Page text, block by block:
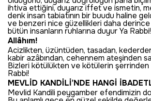
ihtiva ettiğini, duyarız iffet ve ismetin,
denk insan tabiatının bir buudu haline
ve benzeri nice güzellikleri daha
bütün insanların ruhlarına duyur Ya Rabbi!
Allâhım!
Acizlikten, üzüntüden, tasadan,
kabir azâbından, cehennem ateşinden
Bizleri kötülükten ve kötülerin şerrinden
Rabbi!
MEVLİD KANDİLİ’NDE HANGİ
Mevlid Kandili peygamber efendimizin